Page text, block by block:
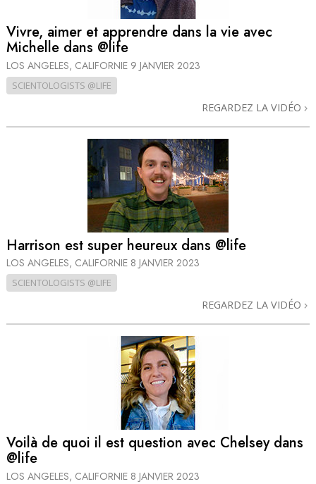
Vivre, aimer et apprendre dans la vie avec
Michelle dans @life
LOS ANGELES, CALIFORNIE 9 JANVIER 2023
SCIENTOLOGISTS @LIFE
REGARDEZ LA VIDÉO
Harrison est super heureux dans @life
LOS ANGELES, CALIFORNIE 8 JANVIER 2023
SCIENTOLOGISTS @LIFE
REGARDEZ LA VIDÉO
Voilà de quoi il est question avec Chelsey dans
@life
LOS ANGELES, CALIFORNIE 8 JANVIER 2023